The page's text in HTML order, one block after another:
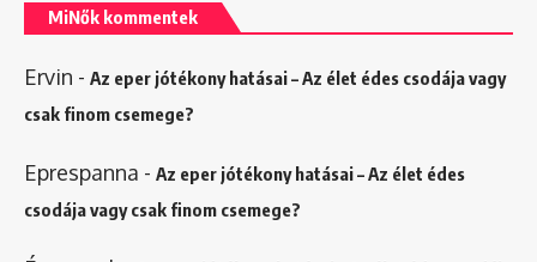
MiNők kommentek
Ervin - Az eper jótékony hatásai – Az élet édes csodája vagy
csak finom csemege?
Eprespanna - Az eper jótékony hatásai – Az élet édes
csodája vagy csak finom csemege?